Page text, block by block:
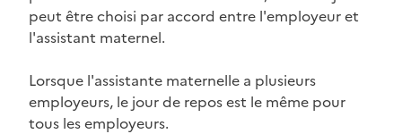
peut être choisi par accord entre l'employeur et
l'assistant maternel.
Lorsque l'assistante maternelle a plusieurs
employeurs, le jour de repos est le même pour
tous les employeurs.